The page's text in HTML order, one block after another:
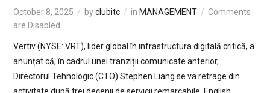
October 8, 2025 byclubitc in MANAGEMENT
Comments
are Disabled
Vertiv (NYSE: VRT), lider global în infrastructura digitală critică, a
anunțat că, în cadrul unei tranziții comunicate anterior,
Directorul Tehnologic (CTO) Stephen Liang se va retrage din